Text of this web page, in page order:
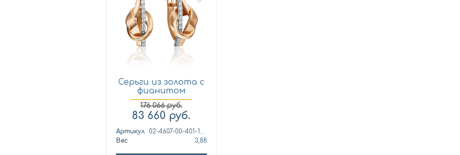
Серьги из золота с
фианитом
Платина 0...
176 066руб.
83 660 руб.
Артикул
02-4607-00-401-1111-23
Вес
3,88